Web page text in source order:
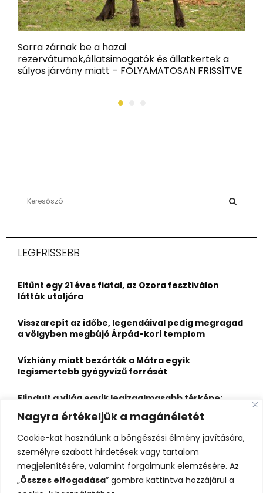
Nagyra értékeljük a magánéletét
Cookie-kat használunk a böngészési élmény javítására,
személyre szabott hirdetések vagy tartalom
megjelenítésére, valamint forgalmunk elemzésére. Az
„Összes elfogadása” gombra kattintva hozzájárul a
Sorra zárnak be a hazai
rezervátumok,állatsimogatók és állatkertek a
súlyos járvány miatt – FOLYAMATOSAN FRISSÍTVE
h
o
r
C
LEGFRISSEBB
Eltűnt egy 21 éves fiatal, az Ozora fesztiválon
látták utoljára
Visszarepít az időbe, legendáival pedig megragad
a völgyben megbújó Árpád-kori templom
Vízhiány miatt bezárták a Mátra egyik
legismertebb gyógyvizű forrását
Elindult a világ egyik legizgalmasabb térképe:
több mint 6600 várat, kastélyt és erődöt
fedezhetsz fel rajta
Kigyulladt a Szőke Tisza legendás hajóroncsa,
nagy erőkkel vonultak a tűzoltók